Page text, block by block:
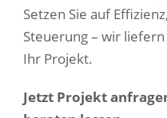
Setzen Sie auf
Steuerung – wir
Ihr Projekt.
Jetzt Projekt